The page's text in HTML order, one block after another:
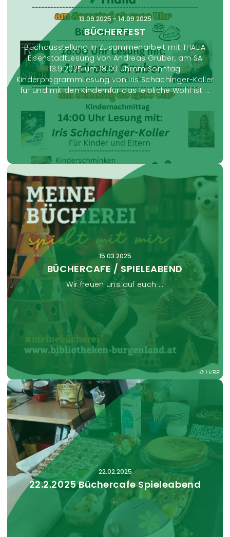
13.09.2025-14.09.2025
BÜCHERFEST
Buchausstellung in Zusammenarbeit mit THALIA
EisenstadtLesung von Andreas Gruber, am SA
13.9.2025 um 18.00 Uhram Sonntag
KinderprogrammLesung von Iris Schachinger-Koller
für und mit den Kindernfür das leibliche Wohl ist ...
LVBB
15.03.2025
BÜCHERCAFE / SPIELEABEND
Wir freuen uns auf euch ...
22.02.2025
22.2.2025 Büchercafe Spieleabend
...